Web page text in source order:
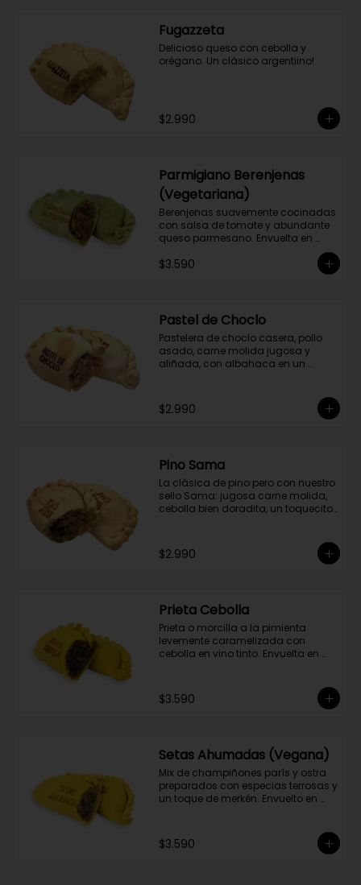
Fugazzeta
Delicioso queso con cebolla y
orégano. Un clásico argentiino!
$2.990
Parmigiano Berenjenas
(Vegetariana)
Berenjenas suavemente cocinadas
con salsa de tomate y abundante
queso parmesano. Envuelta en
$3.590
Pastel de Choclo
Pastelera de choclo casera, pollo
asado, carne molida jugosa y
aliñada, con albahaca en un
$2.990
Pino Sama
La clásica de pino pero con nuestro
sello Sama: jugosa carne molida,
cebolla bien doradita, un toquecito
que no podía faltar la aceituna y el
huevo, porque tradición siempre
$2.990
Prieta Cebolla
Prieta o morcilla a la pimienta
levemente caramelizada con
cebolla en vino tinto. Envuelta en
$3.590
Setas Ahumadas (Vegana)
Mix de champiñones parís y ostra
preparados con especias terrosas y
un toque de merkén. Envuelto en
$3.590